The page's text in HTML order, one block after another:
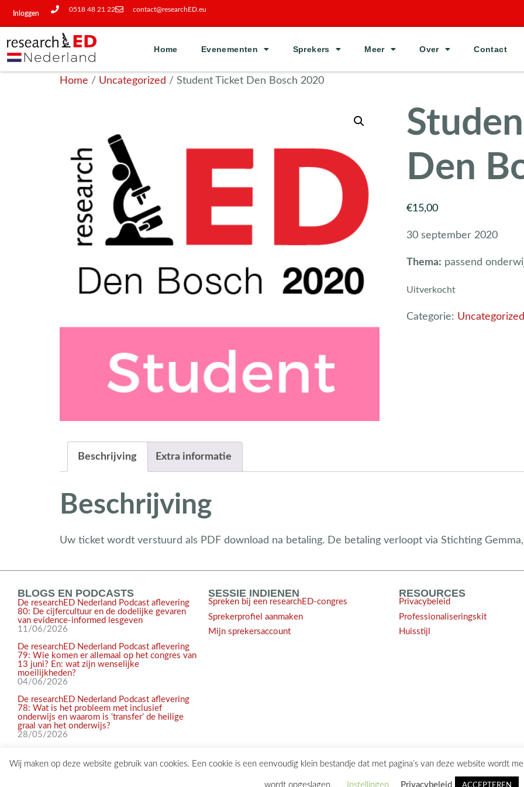
Inloggen
0518 48 21 22 contact@researchED.eu
Home Evenementen Sprekers Meer Over Contact
Home / Uncategorized / Student Ticket Den Bosch 2020
Den
€15,00
30 september 2020
Thema: passend
Uitverkocht
Categorie: Uncategorized
Beschrijving Extra informatie
Beschrijving
Uw ticket wordt verstuurd als PDF download na betaling. De betaling verloopt via Stichting
BLOGS EN PODCASTS
De researchED Nederland Podcast aflevering
80: De cijfercultuur en de dodelijke gevaren
van evidence-informed lesgeven
11/06/2026
De researchED Nederland Podcast aflevering
79: Wie komen er allemaal op het congres van
13 juni? En: wat zijn wenselijke
moeilijkheden?
04/06/2026
De researchED Nederland Podcast aflevering
78: Wat is het probleem met inclusief
onderwijs en waarom is ‘transfer’ de heilige
graal van het onderwijs?
28/05/2026
SESSIE INDIENEN
Spreken bij een researchED-congres
Sprekerprofiel aanmaken
Mijn sprekersaccount
RESOURCES
Privacybeleid
Professionaliseringskit
Huisstijl
Wij maken op deze website gebruik van cookies. Een cookie is een eenvoudig klein bestandje dat met pagina’s van deze website wordt
wordt opgeslagen. Instellingen Privacybeleid